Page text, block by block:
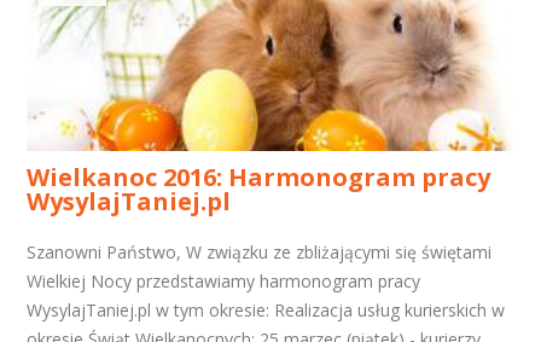
Wielkanoc 2016: Harmonogram pracy
WysylajTaniej.pl
Szanowni Państwo, W związku ze zbliżającymi się świętami
Wielkiej Nocy przedstawiamy harmonogram pracy
WysylajTaniej.pl w tym okresie: Realizacja usług kurierskich w